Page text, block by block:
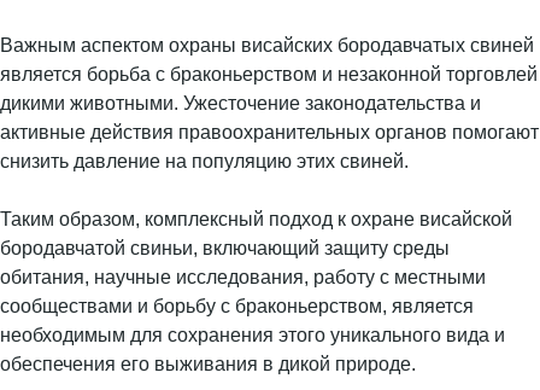
Важным аспектом охраны висайских бородавчатых свиней
является борьба с браконьерством и незаконной торговлей
дикими животными. Ужесточение законодательства и
активные действия правоохранительных органов помогают
снизить давление на популяцию этих свиней.
Таким образом, комплексный подход к охране висайской
бородавчатой свиньи, включающий защиту среды
обитания, научные исследования, работу с местными
сообществами и борьбу с браконьерством, является
необходимым для сохранения этого уникального вида и
обеспечения его выживания в дикой природе.